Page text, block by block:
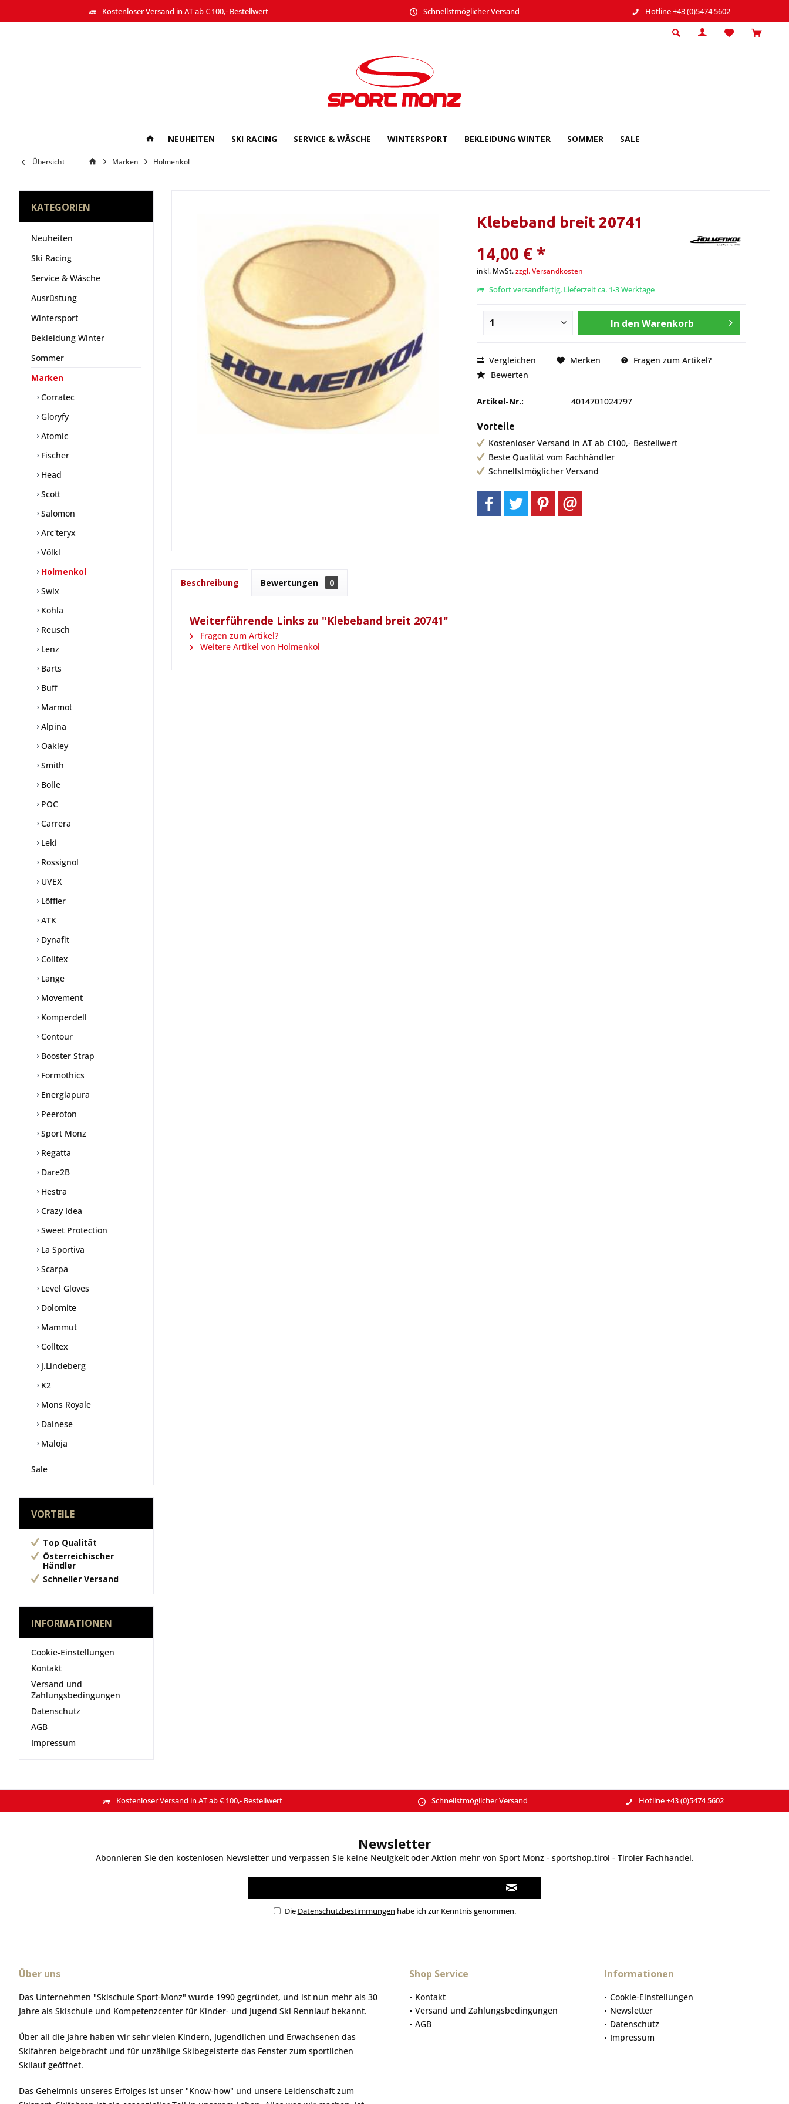
Kostenloser Versand in AT ab € 100,- Bestellwert Schnellstmöglicher Versand Hotline +43 (0)5474 5602
NEUHEITEN SKI RACING SERVICE & WÄSCHE WINTERSPORT BEKLEIDUNG WINTER SOMMER SALE
Übersicht Marken Holmenkol
KATEGORIEN
Neuheiten
Ski Racing
Service & Wäsche
Ausrüstung
Wintersport
Bekleidung Winter
Sommer
Marken
Corratec
Gloryfy
Atomic
Fischer
Head
Scott
Salomon
Arc'teryx
Völkl
Holmenkol
Swix
Kohla
Reusch
Lenz
Barts
Buff
Marmot
Alpina
Oakley
Smith
Bolle
POC
Carrera
Leki
Rossignol
UVEX
Löffler
ATK
Dynafit
Colltex
Lange
Movement
Komperdell
Contour
Booster Strap
Formothics
Energiapura
Peeroton
Sport Monz
Regatta
Dare2B
Hestra
Crazy Idea
Sweet Protection
La Sportiva
Scarpa
Level Gloves
Dolomite
Mammut
Colltex
J.Lindeberg
K2
Mons Royale
Dainese
Maloja
Sale
VORTEILE
Top Qualität
Österreichischer
Händler
Schneller Versand
INFORMATIONEN
Cookie-Einstellungen
Kontakt
Versand und
Zahlungsbedingungen
Datenschutz
AGB
Impressum
Klebeband breit 20741
14,00 € *
inkl. MwSt.zzgl. Versandkosten
Sofort versandfertig, Lieferzeit ca. 1-3 Werktage
In den Warenkorb
Vergleichen Merken
Fragen zum Artikel?
Bewerten
Artikel-Nr.: 4014701024797
Vorteile
Kostenloser Versand in AT ab €100,- Bestellwert
Beste Qualität vom Fachhändler
Schnellstmöglicher Versand
Beschreibung Bewertungen 0
Weiterführende Links zu "Klebeband breit 20741"
Fragen zum Artikel?
Weitere Artikel von Holmenkol
Kostenloser Versand in AT ab € 100,- Bestellwert Schnellstmöglicher Versand Hotline +43 (0)5474 5602
Newsletter
Abonnieren Sie den kostenlosen Newsletter und verpassen Sie keine Neuigkeit oder Aktion mehr von Sport Monz - sportshop.tirol - Tiroler Fachhandel.
Die Datenschutzbestimmungen habe ich zur Kenntnis genommen.
Über uns
Das Unternehmen "Skischule Sport-Monz" wurde 1990 gegründet, und ist nun mehr als 30
Jahre als Skischule und Kompetenzcenter für Kinder- und Jugend Ski Rennlauf bekannt.
Über all die Jahre haben wir sehr vielen Kindern, Jugendlichen und Erwachsenen das
Skifahren beigebracht und für unzählige Skibegeisterte das Fenster zum sportlichen
Skilauf geöffnet.
Das Geheimnis unseres Erfolges ist unser "Know-how" und unsere Leidenschaft zum
Shop Service
Kontakt
Versand und Zahlungsbedingungen
AGB
Informationen
Cookie-Einstellungen
Newsletter
Datenschutz
Impressum